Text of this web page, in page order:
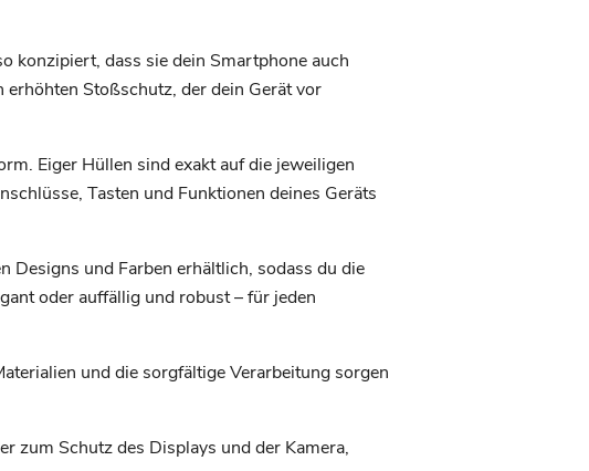
konzipiert, dass sie dein Smartphone auch
Stoßschutz, der dein Gerät vor
Eiger Hüllen sind exakt auf die jeweiligen
Tasten und Funktionen deines Geräts
Designs und Farben erhältlich, sodass du die
oder auffällig und robust – für jeden
und die sorgfältige Verarbeitung sorgen
zum Schutz des Displays und der Kamera,